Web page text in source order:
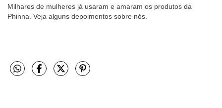
Milhares de mulheres já usaram e amaram os produtos da
Phinna. Veja alguns depoimentos sobre nós.